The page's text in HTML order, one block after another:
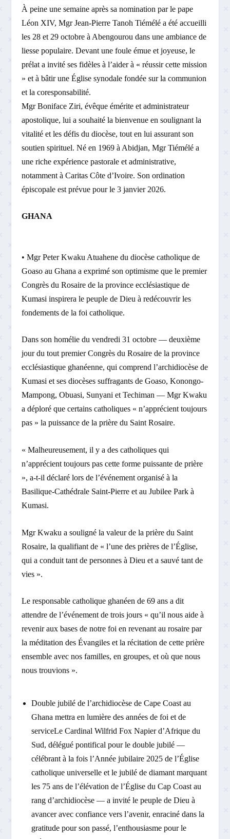
À peine une semaine après sa nomination par le pape
Léon XIV, Mgr Jean-Pierre Tanoh Tiémélé a été accueilli
les 28 et 29 octobre à Abengourou dans une ambiance de
liesse populaire. Devant une foule émue et joyeuse, le
prélat a invité ses fidèles à l’aider à « réussir cette mission
» et à bâtir une Église synodale fondée sur la communion
et la coresponsabilité.
Mgr Boniface Ziri, évêque émérite et administrateur
apostolique, lui a souhaité la bienvenue en soulignant la
vitalité et les défis du diocèse, tout en lui assurant son
soutien spirituel. Né en 1969 à Abidjan, Mgr Tiémélé a
une riche expérience pastorale et administrative,
notamment à Caritas Côte d’Ivoire. Son ordination
épiscopale est prévue pour le 3 janvier 2026.
GHANA
• Mgr Peter Kwaku Atuahene du diocèse catholique de
Goaso au Ghana a exprimé son optimisme que le premier
Congrès du Rosaire de la province ecclésiastique de
Kumasi inspirera le peuple de Dieu à redécouvrir les
fondements de la foi catholique.
Dans son homélie du vendredi 31 octobre — deuxième
jour du tout premier Congrès du Rosaire de la province
ecclésiastique ghanéenne, qui comprend l’archidiocèse de
Kumasi et ses diocèses suffragants de Goaso, Konongo-
Mampong, Obuasi, Sunyani et Techiman — Mgr Kwaku
a déploré que certains catholiques « n’apprécient toujours
pas » la puissance de la prière du Saint Rosaire.
« Malheureusement, il y a des catholiques qui
n’apprécient toujours pas cette forme puissante de prière
», a-t-il déclaré lors de l’événement organisé à la
Basilique-Cathédrale Saint-Pierre et au Jubilee Park à
Kumasi.
Mgr Kwaku a souligné la valeur de la prière du Saint
Rosaire, la qualifiant de « l’une des prières de l’Église,
qui a conduit tant de personnes à Dieu et a sauvé tant de
vies ».
Le responsable catholique ghanéen de 69 ans a dit
attendre de l’événement de trois jours « qu’il nous aide à
revenir aux bases de notre foi en revenant au rosaire par
la méditation des Évangiles et la récitation de cette prière
ensemble avec nos familles, en groupes, et où que nous
nous trouvions ».
Double jubilé de l’archidiocèse de Cape Coast au
Ghana mettra en lumière des années de foi et de
serviceLe Cardinal Wilfrid Fox Napier d’Afrique du
Sud, délégué pontifical pour le double jubilé —
célébrant à la fois l’Année jubilaire 2025 de l’Église
catholique universelle et le jubilé de diamant marquant
les 75 ans de l’élévation de l’Église du Cap Coast au
rang d’archidiocèse — a invité le peuple de Dieu à
avancer avec confiance vers l’avenir, enraciné dans la
gratitude pour son passé, l’enthousiasme pour le